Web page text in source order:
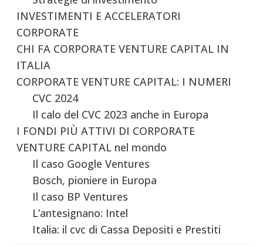
INVESTIMENTI E ACCELERATORI
CORPORATE
CHI FA CORPORATE VENTURE CAPITAL IN
ITALIA
CORPORATE VENTURE CAPITAL: I NUMERI
CVC 2024
Il calo del CVC 2023 anche in Europa
I FONDI PIÙ ATTIVI DI CORPORATE
VENTURE CAPITAL nel mondo
Il caso Google Ventures
Bosch, pioniere in Europa
Il caso BP Ventures
L’antesignano: Intel
Italia: il cvc di Cassa Depositi e Prestiti